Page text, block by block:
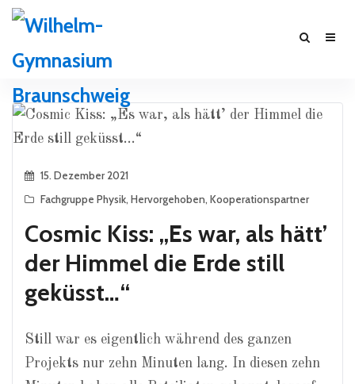
15. Dezember 2021
Fachgruppe Physik, Hervorgehoben, Kooperationspartner
Cosmic Kiss: „Es war, als hätt’
der Himmel die Erde still
geküsst…“
Still war es eigentlich während des ganzen
Projekts nur zehn Minuten lang. In diesen zehn